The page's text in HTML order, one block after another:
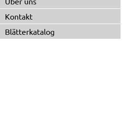
Kontakt
Blätterkatalog